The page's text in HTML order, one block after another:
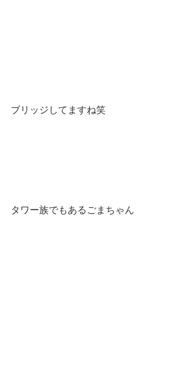
ブリッジしてますね笑
タワー族でもあるごまちゃん